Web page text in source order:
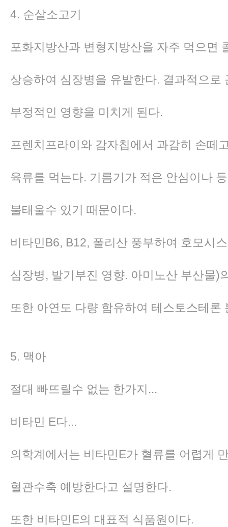
4. 순살소고기
포화지방산과 변형지방산을 자주 먹으면
상승하여 심장병을 유발한다. 결과적으로
부정적인 영향을 미치게 된다.
프렌치프라이와 감자칩에서 과감히 손떼
육류를 먹는다. 기름기가 적은 안심이나
불태울수 있기 때문이다.
비타민B6, B12, 폴리산 풍부하여 호모시
심장병, 발기부진 영향. 아미노산 부산물)
또한 아연도 다량 함유하여 테스토스테론
5. 맥아
절대 빠뜨릴수 없는 한가지...
비타민 E다...
의학계에서는 비타민E가 혈류를 어렵게
혈관수축 예방한다고 설명한다.
또한 비타민E의 대표적 식품원이다.